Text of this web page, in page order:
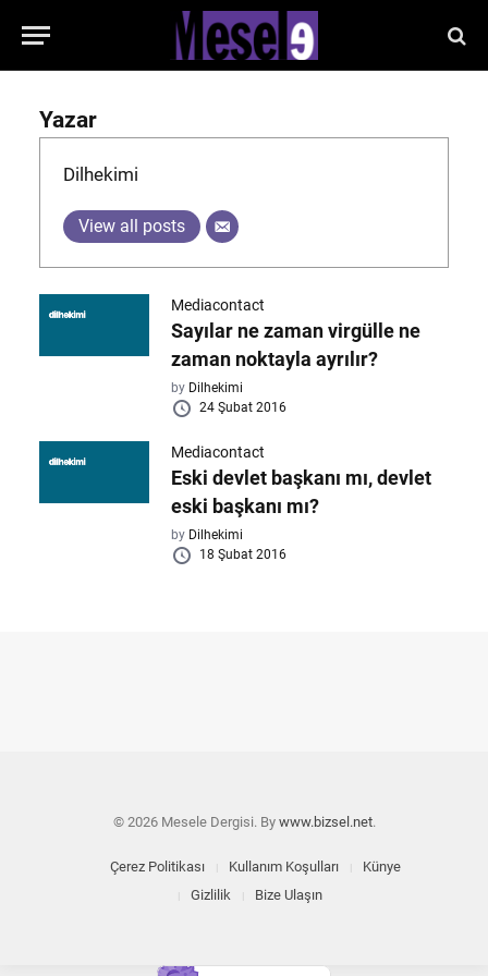
Yazar
Dilhekimi
View all posts
Mediacontact
Sayılar ne zaman virgülle ne
zaman noktayla ayrılır?
by Dilhekimi
24 Şubat 2016
Mediacontact
Eski devlet başkanı mı, devlet
eski başkanı mı?
by Dilhekimi
18 Şubat 2016
© 2026 Mesele Dergisi. By www.bizsel.net.
Çerez Politikası Kullanım Koşulları
Künye
Gizlilik
Bize Ulaşın